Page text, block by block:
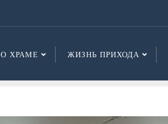
О ХРАМЕ ЖИЗНЬ ПРИХОДА